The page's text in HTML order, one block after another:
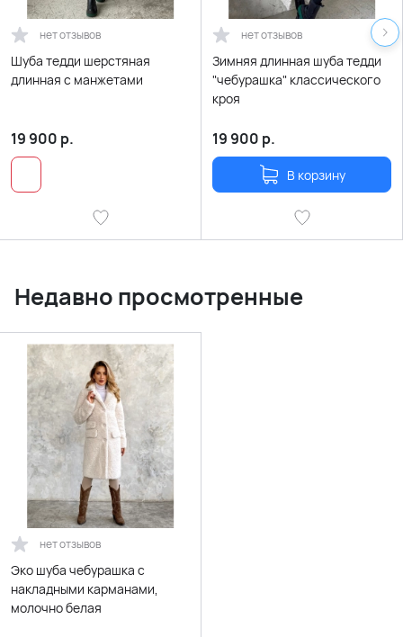
нет отзывов
Шуба тедди шерстяная
длинная с манжетами
19 900 р.
нет отзывов
Зимняя длинная шуба тедди
"чебурашка" классического
кроя
19 900 р.
В корзину
Недавно просмотренные
нет отзывов
Эко шуба чебурашка с
накладными карманами,
молочно белая